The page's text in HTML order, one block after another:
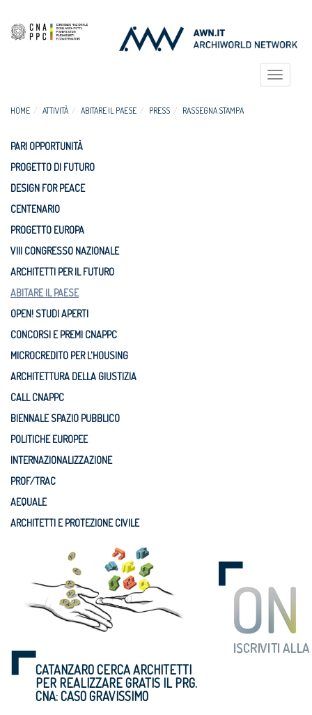
Toggle
HOME ATTIVITÀ ABITARE IL PAESE PRESS RASSEGNA STAMPA
PARI OPPORTUNITÀ
PROGETTO DI FUTURO
DESIGN FOR PEACE
CENTENARIO
PROGETTO EUROPA
VIII CONGRESSO NAZIONALE
ARCHITETTI PER IL FUTURO
ABITARE IL PAESE
OPEN! STUDI APERTI
CONCORSI E PREMI CNAPPC
MICROCREDITO PER L'HOUSING
ARCHITETTURA DELLA GIUSTIZIA
CALL CNAPPC
BIENNALE SPAZIO PUBBLICO
POLITICHE EUROPEE
INTERNAZIONALIZZAZIONE
PROF/TRAC
AEQUALE
ARCHITETTI E PROTEZIONE CIVILE
CATANZARO CERCA ARCHITETTI
PER REALIZZARE GRATIS IL PRG.
CNA: CASO GRAVISSIMO